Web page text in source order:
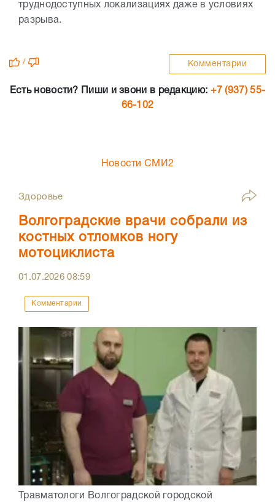
труднодоступных локализациях даже в условиях
разрыва.
/ Комментарии
Есть новости? Пиши и звони в редакцию: +7 (937) 55-
66-102
Новости СМИ2
Здоровье
Волгоградские врачи собрали из
костных отломков ногу
мотоциклиста
01.07.202608:59
Комментарии
Травматологи Волгоградской городской